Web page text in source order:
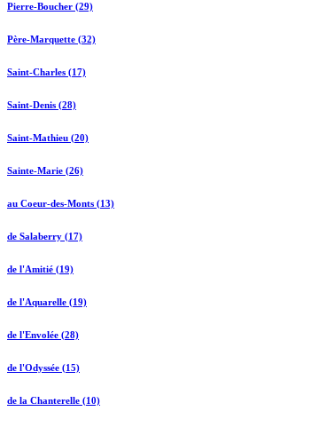
Pierre-Boucher (29)
Père-Marquette (32)
Saint-Charles (17)
Saint-Denis (28)
Saint-Mathieu (20)
Sainte-Marie (26)
au Coeur-des-Monts (13)
de Salaberry (17)
de l'Amitié (19)
de l'Aquarelle (19)
de l'Envolée (28)
de l'Odyssée (15)
de la Chanterelle (10)